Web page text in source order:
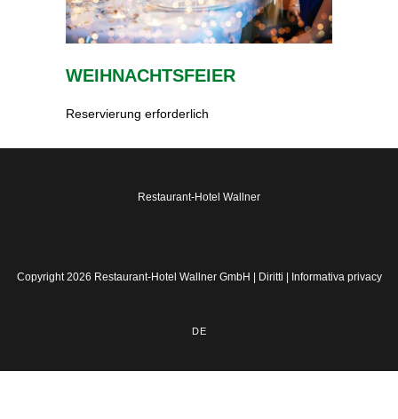
WEIHNACHTSFEIER
Reservierung erforderlich
Restaurant-Hotel Wallner
Copyright 2026 Restaurant-Hotel Wallner GmbH | Diritti Informativa privacy
DE